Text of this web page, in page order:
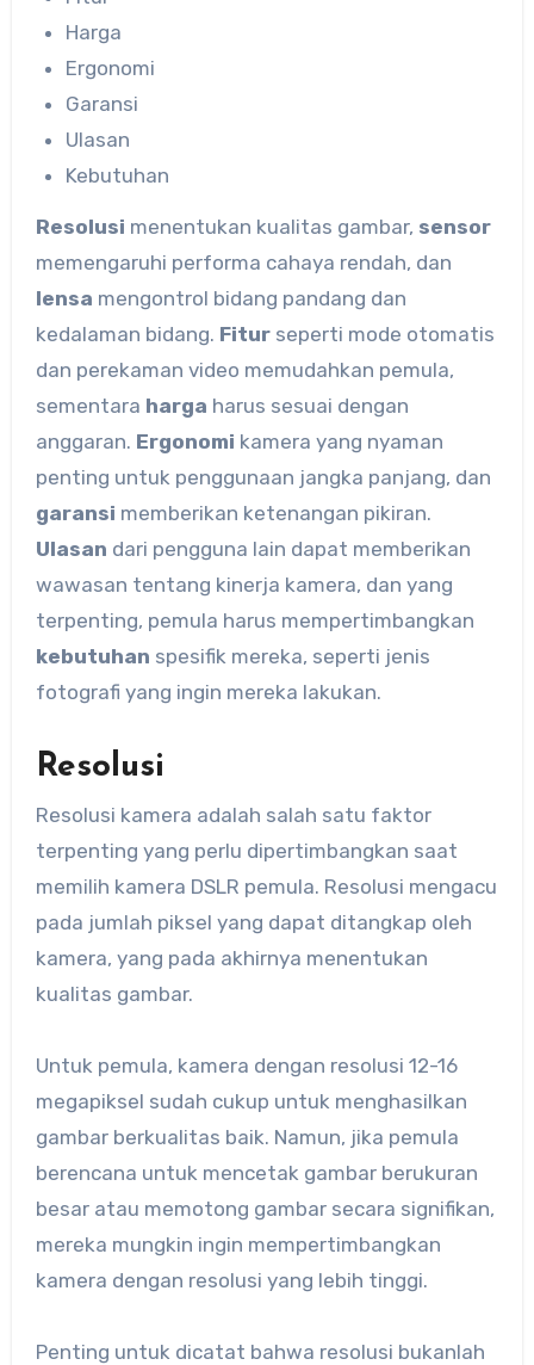
Harga
Ergonomi
Garansi
Ulasan
Kebutuhan
Resolusi menentukan kualitas gambar, sensor
memengaruhi performa cahaya rendah, dan
lensa mengontrol bidang pandang dan
kedalaman bidang. Fiturseperti mode otomatis
dan perekaman video memudahkan pemula,
sementara harga harus sesuai dengan
anggaran. Ergonomi kamera yang nyaman
penting untuk penggunaan jangka panjang, dan
garansi memberikan ketenangan pikiran.
Ulasan dari pengguna lain dapat memberikan
wawasan tentang kinerja kamera, dan yang
terpenting, pemula harus mempertimbangkan
kebutuhan spesifik mereka, seperti jenis
fotografi yang ingin mereka lakukan.
Resolusi
Resolusi kamera adalah salah satu faktor
terpenting yang perlu dipertimbangkan saat
memilih kamera DSLR pemula. Resolusi mengacu
pada jumlah piksel yang dapat ditangkap oleh
kamera, yang pada akhirnya menentukan
kualitas gambar.
Untuk pemula, kamera dengan resolusi 12-16
megapiksel sudah cukup untuk menghasilkan
gambar berkualitas baik. Namun, jika pemula
berencana untuk mencetak gambar berukuran
besar atau memotong gambar secara signifikan,
mereka mungkin ingin mempertimbangkan
kamera dengan resolusi yang lebih tinggi.
Penting untuk dicatat bahwa resolusi bukanlah